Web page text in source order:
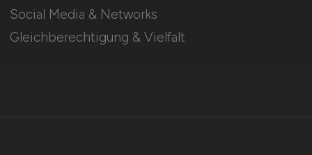
Social Media & Networks
Gleichberechtigung & Vielfalt